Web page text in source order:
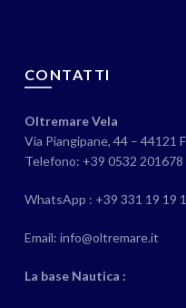
CONTATTI
Oltremare Vela
Via Piangipane, 44 – 44121
Telefono: +39 0532 201678
WhatsApp : +39 331 19 19
Email: info@oltremare.it
La base Nautica :